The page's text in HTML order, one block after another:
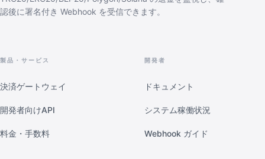
認後に署名付き Webhook を受信できます。
製品・サービス
決済ゲートウェイ
開発者向けAPI
料金・手数料
開発者
ドキュメント
システム稼働状況
Webhook ガイド